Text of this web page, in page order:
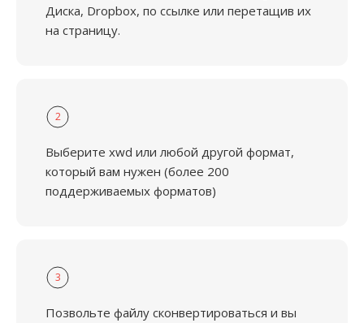
Диска, Dropbox, по ссылке или перетащив их
на страницу.
2
Выберите xwd или любой другой формат,
который вам нужен (более 200
поддерживаемых форматов)
3
Позвольте файлу сконвертироваться и вы